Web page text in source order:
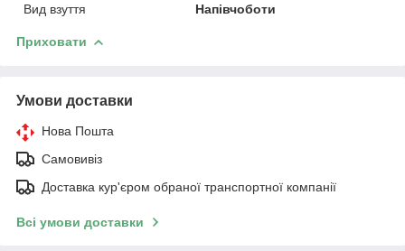
Вид взуття
Напівчоботи
Приховати
Умови доставки
Нова Пошта
Самовивіз
Доставка кур'єром обраної транспортної компанії
Всі умови доставки